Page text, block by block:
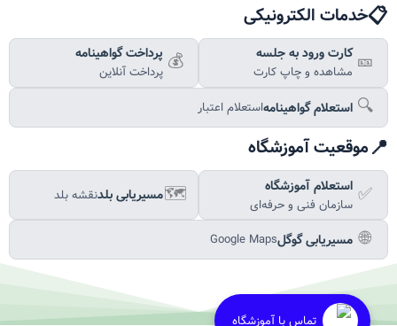
📋خدمات الکترونیکی
🎫 کارت ورود به جلسه
مشاهده و چاپ کارت 💰 پرداخت گواهینامه
پرداخت آنلاین
🔍 استعلام گواهینامهاستعلام اعتبار
📍موقعیت آموزشگاه
✅ استعلام آموزشگاه
سازمان فنی و حرفه‌ای 🗺️مسیریابی بلدنقشه بلد
🌐 مسیریابی گوگلGoogle Maps
تماس با آموزشگاه